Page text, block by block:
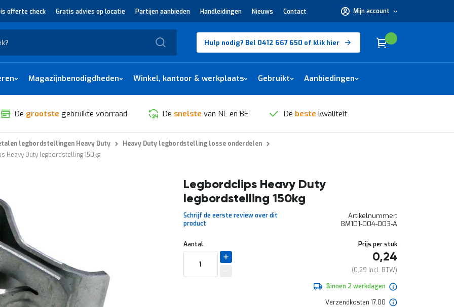
offerte check Gratis advies op locatie Partijen aanbieden Handleidingen Nieuws Contact Mijn account
nodig?
Hulp nodig? Bel 0412 667 650 of klik hier Winkelwagen
Cart
Magazijnbenodigdheden Winkel, kantoor & werkplaats Gebruikt Aanbiedingen
De grootste gebruikte voorraad De snelste van NL en BE De beste kwaliteit
legbordstellingen Heavy Duty
Heavy Duty legbordstelling losse onderdelen
Heavy Duty legbordstelling 150kg
Legbordclips Heavy Duty
legbordstelling 150kg
Schrijf de eerste review over dit
product
Artikelnummer
BM101-004-003-A
Aantal Prijs per stuk
0,24
0,29
Binnen 2 werkdagen
Verzendkosten 17.00